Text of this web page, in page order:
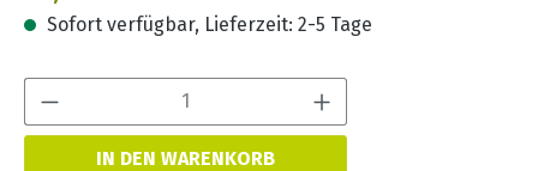
Sofort verfügbar, Lieferzeit: 2-5 Tage
IN DEN WARENKORB